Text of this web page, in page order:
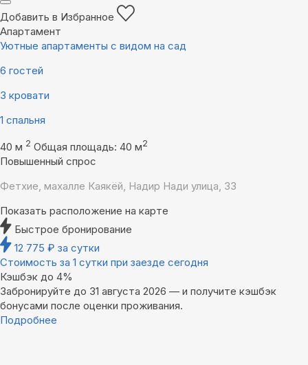
Добавить в Избранное
Апартамент
Уютные апартаменты с видом на сад
6 гостей
3 кровати
1 спальня
40 м 2 Общая площадь: 40 м2
Повышенный спрос
Фетхие, махалле Каякёй, Надир Нади улица, 33
Показать расположение на карте
Быстрое бронирование
12 775 ₽ за сутки
Стоимость за 1 сутки при заезде сегодня
Кэшбэк до 4%
Забронируйте до 31 августа 2026 — и получите кэшбэк
бонусами после оценки проживания.
Подробнее